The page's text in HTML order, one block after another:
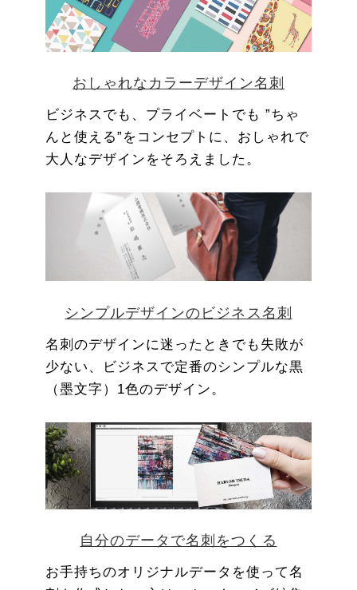
おしゃれなカラーデザイン名刺
ビジネスでも、プライベートでも ”ちゃ
んと使える”をコンセプトに、おしゃれで
大人なデザインをそろえました。
シンプルデザインのビジネス名刺
名刺のデザインに迷ったときでも失敗が
少ない、ビジネスで定番のシンプルな黒
（墨文字）1色のデザイン。
自分のデータで名刺をつくる
お手持ちのオリジナルデータを使って名